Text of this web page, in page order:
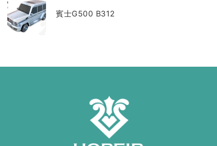
賓士G500 B312